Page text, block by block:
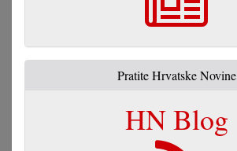
Pratite Hrvatske Novine
HN Blog